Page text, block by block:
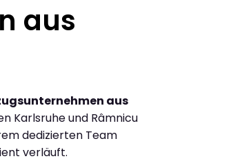
aus
aus
Karlsruhe und Râmnicu
dedizierten Team
verläuft.